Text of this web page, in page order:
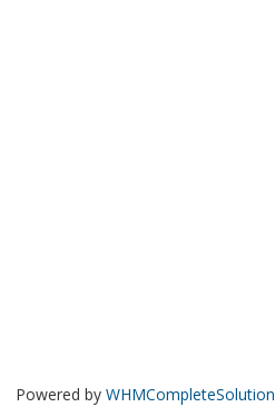
Powered by WHMCompleteSolution